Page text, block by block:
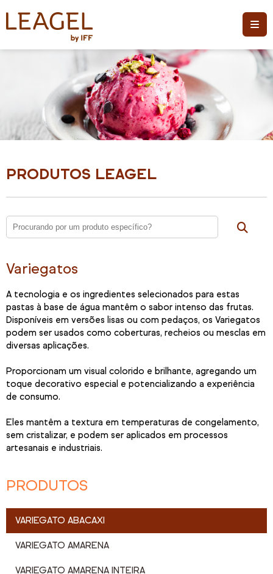
PRODUTOS LEAGEL
Variegatos
A tecnologia e os ingredientes selecionados para estas
pastas à base de água mantêm o sabor intenso das frutas.
Disponíveis em versões lisas ou com pedaços, os Variegatos
podem ser usados como coberturas, recheios ou mesclas em
diversas aplicações.
Proporcionam um visual colorido e brilhante, agregando um
toque decorativo especial e potencializando a experiência
de consumo.
Eles mantêm a textura em temperaturas de congelamento,
sem cristalizar, e podem ser aplicados em processos
artesanais e industriais.
PRODUTOS
VARIEGATO ABACAXI
VARIEGATO AMARENA
VARIEGATO AMARENA INTEIRA